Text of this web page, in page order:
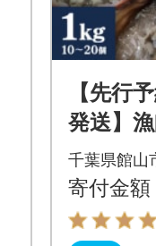
【先行
発送】
活トコ
0個)
千葉県館山
寄付金額